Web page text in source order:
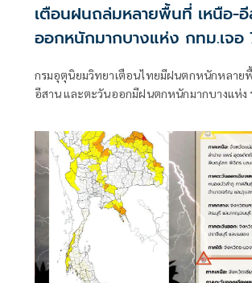
เตือนฝนถล่มหลายพื้นที่ เหนือ-อี
ออกหนักมากบางแห่ง กทม.เจอ
กรมอุตุนิยมวิทยาเตือนไทยมีฝนตกหนักหลาย
อีสาน และตะวันออกมีฝนตกหนักมากบางแห่ง
ตอนบนคลื่นสูง 2-3 เมตร เรือเล็กควรงดออกจ
“ดอลฟิน” ไม่เข้าไทย